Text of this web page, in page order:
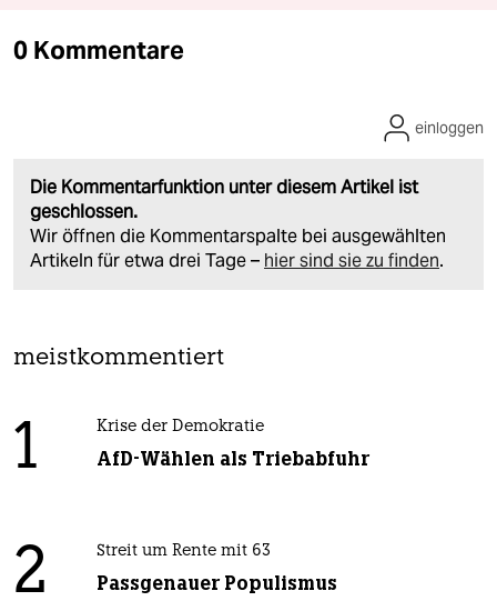
0 Kommentare
Die Kommentarfunktion unter diesem Artikel ist
geschlossen.
Wir öffnen die Kommentarspalte bei ausgewählten
Artikeln für etwa drei Tage – hier sind sie zu finden.
einloggen
meistkommentiert
1 Krise der Demokratie
AfD-Wählen als Triebabfuhr
2 Streit um Rente mit 63
Passgenauer Populismus